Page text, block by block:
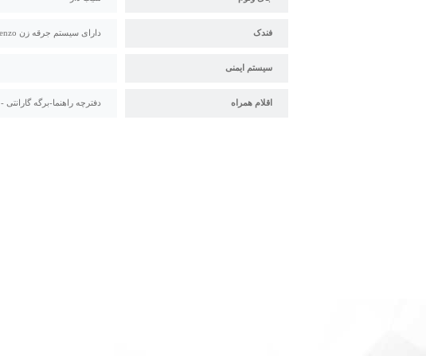
فندک دارای سیستم جرقه زن Lorenzo ایتالیا -دارای سیم فندک روکش مضاعف نسوز
سیستم ایمنی
اقلام همراه دفترچه راهنما-برگه گارانتی - 4 عدد بست کابینت -فوم بسته بندی -دو شاخه برق